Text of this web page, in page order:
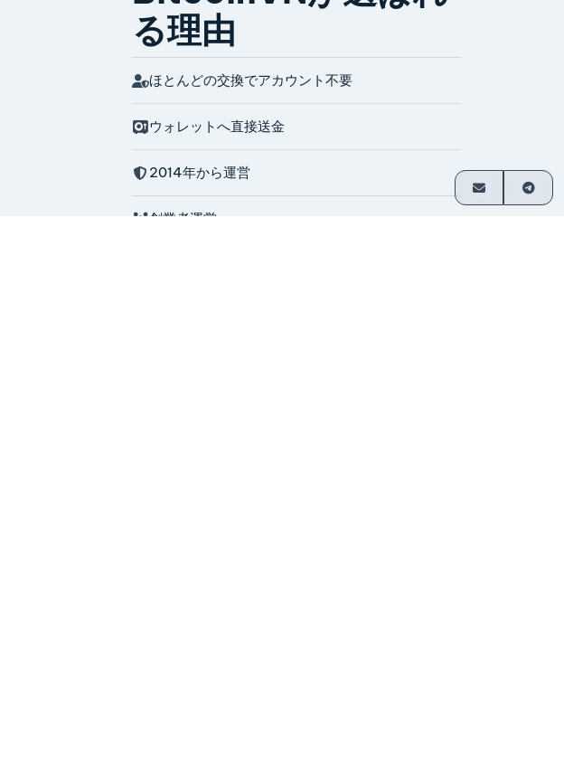
る理由
ほとんどの交換でアカウント不要
ウォレットへ直接送金
2014年から運営
創業者運営